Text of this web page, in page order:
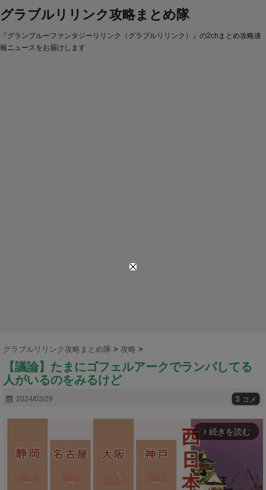
グラブルリリンク攻略まとめ隊
『グランブルーファンタジーリリンク（グラブルリリンク）』の2chまとめ攻略速
報ニュースをお届けします
グラブルリリンク攻略まとめ隊 > 攻略 >
【議論】たまにゴフェルアークでランパしてる
人がいるのをみるけど
2024/03/29 3 コメ
arrow_forward_ios 続きを読む